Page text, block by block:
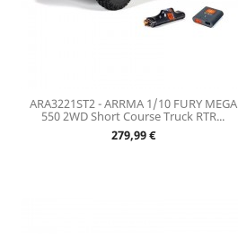
ARA3221ST2 - ARRMA 1/10 FURY MEGA
550 2WD Short Course Truck RTR...
Prix
279,99 €